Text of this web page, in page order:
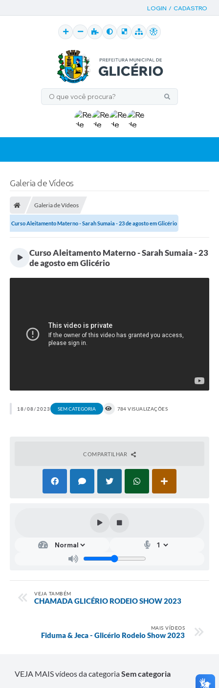
LOGIN / CADASTRO
Galeria de Vídeos
Galeria de Vídeos
Curso Aleitamento Materno - Sarah Sumaia - 23 de agosto em Glicério
Curso Aleitamento Materno - Sarah Sumaia - 23
de agosto em Glicério
18/08/2023 SEM CATEGORIA 784 VISUALIZAÇÕES
COMPARTILHAR
VEJA TAMBÉM
CHAMADA GLICÉRIO RODEIO SHOW 2023
MAIS VÍDEOS
Fiduma & Jeca - Glicério Rodeio Show 2023
VEJA MAIS vídeos da categoriaSem categoria